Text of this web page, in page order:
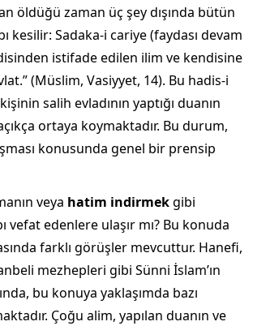
öldüğü zaman üç şey dışında bütün
kesilir: Sadaka-i cariye (faydası devam
istifade edilen ilim ve kendisine
(Müslim, Vasiyyet, 14). Bu hadis-i
salih evladının yaptığı duanın
ortaya koymaktadır. Bu durum,
konusunda genel bir prensip
veya hatim indirmekgibi
vefat edenlere ulaşır mı? Bu konuda
farklı görüşler mevcuttur. Hanefi,
mezhepleri gibi Sünni İslam’ın
bu konuya yaklaşımda bazı
Çoğu alim, yapılan duanın ve